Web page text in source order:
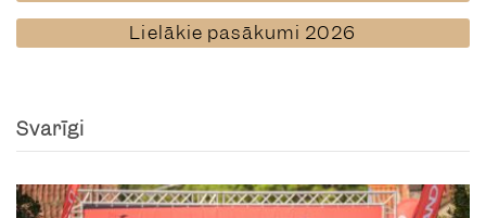
Lielākie pasākumi 2026
Svarīgi